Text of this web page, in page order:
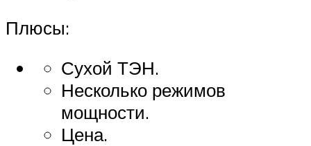
Плюсы:
Сухой ТЭН.
Несколько режимов
мощности.
Цена.